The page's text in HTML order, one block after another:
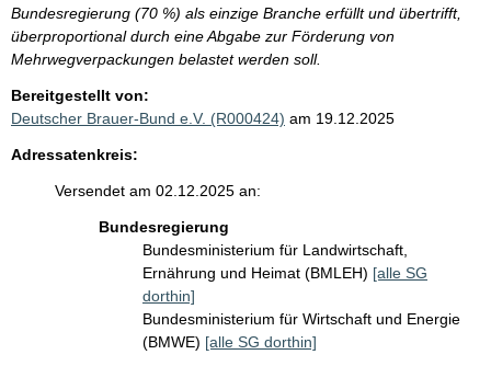
Bundesregierung (70 %) als einzige Branche erfüllt und übertrifft,
überproportional durch eine Abgabe zur Förderung von
Mehrwegverpackungen belastet werden soll.
Bereitgestellt von:
Deutscher Brauer-Bund e.V. (R000424) am 19.12.2025
Adressatenkreis:
Versendet am 02.12.2025 an:
Bundesregierung
Bundesministerium für Landwirtschaft,
Ernährung und Heimat (BMLEH) [alle SG
dorthin]
Bundesministerium für Wirtschaft und Energie
(BMWE) [alle SG dorthin]